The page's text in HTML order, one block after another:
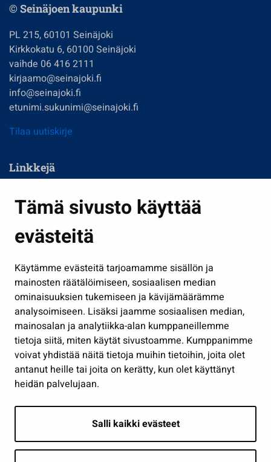
Tämä sivusto käyttää
evästeitä
Käytämme evästeitä tarjoamamme sisällön ja
mainosten räätälöimiseen, sosiaalisen median
ominaisuuksien tukemiseen ja kävijämäärämme
analysoimiseen. Lisäksi jaamme sosiaalisen median,
mainosalan ja analytiikka-alan kumppaneillemme
tietoja siitä, miten käytät sivustoamme. Kumppanimme
voivat yhdistää näitä tietoja muihin tietoihin, joita olet
antanut heille tai joita on kerätty, kun olet käyttänyt
heidän palvelujaan.
Salli kaikki evästeet
© Seinäjoen kaupunki
PL 215, 60101 Seinäjoki
Kirkkokatu 6, 60100 Seinäjoki
vaihde 06 416 2111
kirjaamo@seinajoki.fi
info@seinajoki.fi
etunimi.sukunimi@seinajoki.fi
Tilaa uutiskirje
Linkkejä
Kasvatus ja opetus
Kulttuuri ja liikunta
Työ ja yrittäminen
Osallistu ja asioi
Näytä omat evästeasetukseni
Seuraa meitä